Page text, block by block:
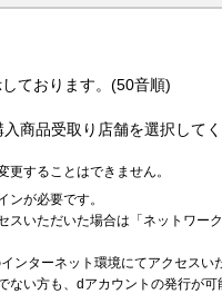
ております。(50音順)
商品受取り店舗を選択してく
更することはできません。
ンが必要です。
スいただいた場合は「ネットワー
ンターネット環境にてアクセス
ない方も、dアカウントの発行が可